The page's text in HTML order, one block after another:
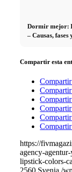
Dormir mejor:
– Causas, fases
Compartir esta
https://
agency-
lipstick-colors-